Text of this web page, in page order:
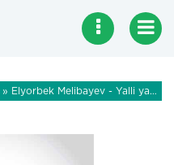
» Elyorbek Melibayev - Yalli yalli yoringman